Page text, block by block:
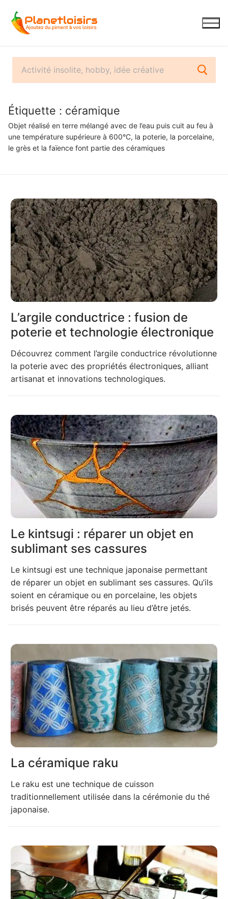
contenu
Étiquette : céramique
Objet réalisé en terre mélangé avec de l’eau puis cuit au feu à
une température supérieure à 600°C, la poterie, la porcelaine,
le grès et la faïence font partie des céramiques
L’argile conductrice : fusion de
poterie et technologie électronique
Découvrez comment l’argile conductrice révolutionne
la poterie avec des propriétés électroniques, alliant
artisanat et innovations technologiques.
Le kintsugi : réparer un objet en
sublimant ses cassures
Le kintsugi est une technique japonaise permettant
de réparer un objet en sublimant ses cassures. Qu’ils
soient en céramique ou en porcelaine, les objets
brisés peuvent être réparés au lieu d’être jetés.
La céramique raku
Le raku est une technique de cuisson
traditionnellement utilisée dans la cérémonie du thé
japonaise.